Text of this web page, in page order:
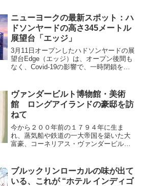
ニューヨークの最新スポット：ハ
ドソンヤードの高さ345メートル
展望台「エッジ」
3月11日オープンしたハドソンヤードの展
望台Edge（エッジ）は、オープン後間も
なく、Covid-19の影響で、一時閉鎖をし
はニューヨークの最新スポット、エッジ
を徹...
ヴァンダービルト博物館・美術
館 ロングアイランドの豪邸を訪
ねて
今から２００年前の１７９４年に生ま
れ、蒸気船や鉄道の一大帝国を築いた大
富豪、コーネリアス・ヴァンダービルト
サム・バンダービルト２世が建てたのが
この「サマー・レジデンス」...
ブルックリンローカルの味が出て
いる、これが “ホテル インディゴ